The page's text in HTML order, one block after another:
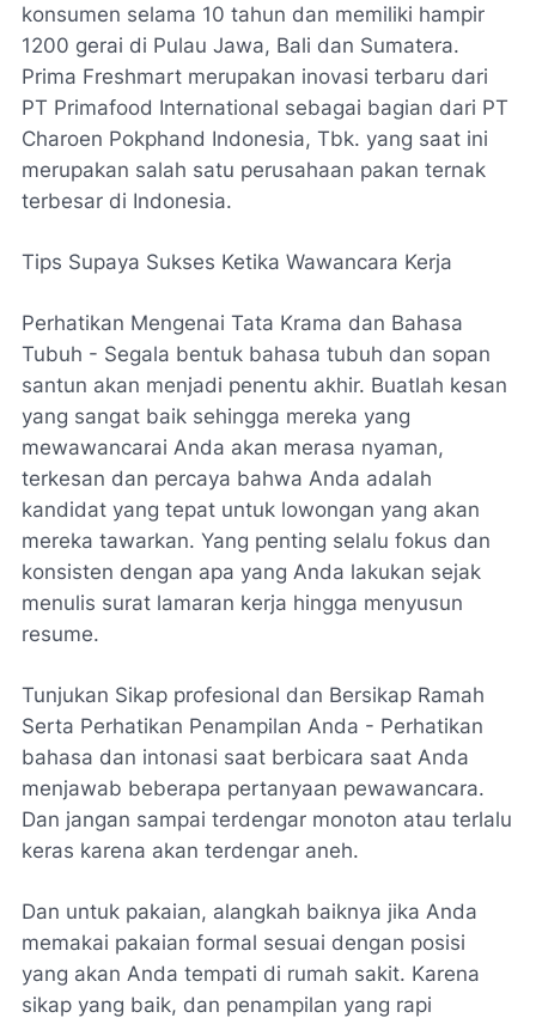
konsumen selama 10 tahun dan memiliki hampir
1200 gerai di Pulau Jawa, Bali dan Sumatera.
Prima Freshmart merupakan inovasi terbaru dari
PT Primafood International sebagai bagian dari PT
Charoen Pokphand Indonesia, Tbk. yang saat ini
merupakan salah satu perusahaan pakan ternak
terbesar di Indonesia.
Tips Supaya Sukses Ketika Wawancara Kerja
Perhatikan Mengenai Tata Krama dan Bahasa
Tubuh - Segala bentuk bahasa tubuh dan sopan
santun akan menjadi penentu akhir. Buatlah kesan
yang sangat baik sehingga mereka yang
mewawancarai Anda akan merasa nyaman,
terkesan dan percaya bahwa Anda adalah
kandidat yang tepat untuk lowongan yang akan
mereka tawarkan. Yang penting selalu fokus dan
konsisten dengan apa yang Anda lakukan sejak
menulis surat lamaran kerja hingga menyusun
resume.
Tunjukan Sikap profesional dan Bersikap Ramah
Serta Perhatikan Penampilan Anda - Perhatikan
bahasa dan intonasi saat berbicara saat Anda
menjawab beberapa pertanyaan pewawancara.
Dan jangan sampai terdengar monoton atau terlalu
keras karena akan terdengar aneh.
Dan untuk pakaian, alangkah baiknya jika Anda
memakai pakaian formal sesuai dengan posisi
yang akan Anda tempati di rumah sakit. Karena
sikap yang baik, dan penampilan yang rapi